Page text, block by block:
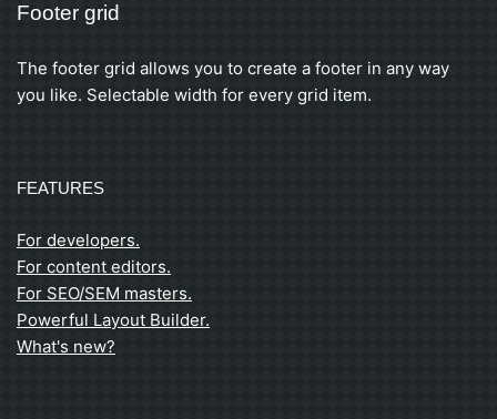
Footer grid
The footer grid allows you to create a footer in any way
you like. Selectable width for every grid item.
FEATURES
For developers.
For content editors.
For SEO/SEM masters.
Powerful Layout Builder.
What's new?